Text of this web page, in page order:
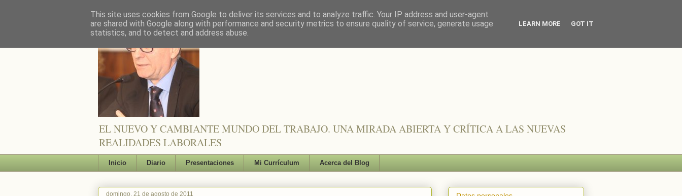
EL NUEVO Y CAMBIANTE MUNDO DEL TRABAJO. UNA MIRADA ABIERTA Y CRÍTICA A LAS NUEVAS
REALIDADES LABORALES
Inicio Diario Presentaciones Mi Currículum Acerca del Blog
domingo, 21 de agosto de 2011
This site uses cookies from Google to deliver its services and to analyze traffic. Your IP address and user-agent
are shared with Google along with performance and security metrics to ensure quality of service, generate usage
statistics, and to detect and address abuse.
LEARN MORE GOT IT